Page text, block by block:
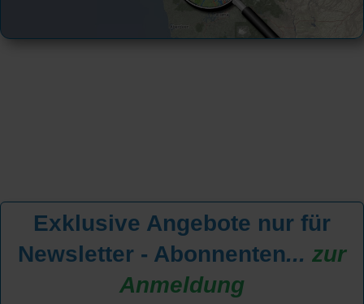
Exklusive Angebote nur für
Newsletter - Abonnenten... zur
Anmeldung